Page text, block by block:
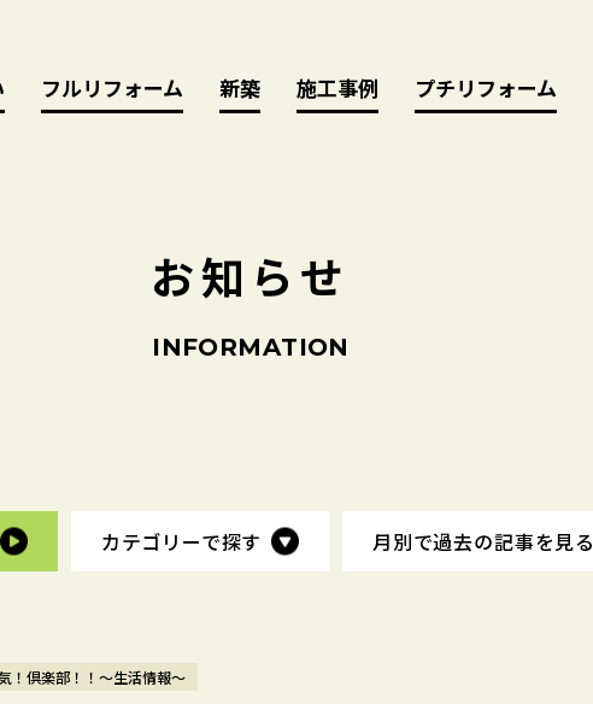
フルリフォーム
フルリフォーム 新築
新築 施工事例
施工事例 プチリフォーム
プチリフォーム
お知 ら せ
INFORMATION
カテゴリーで探す
カテゴリーで探す 月別で過去の記事を見る
月別で過去の記事を見る
！倶楽部！！～生活情報～